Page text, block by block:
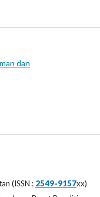
dan
(ISSN : 2549-9157xx)